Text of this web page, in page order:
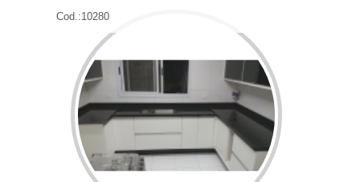
Cod.:10280